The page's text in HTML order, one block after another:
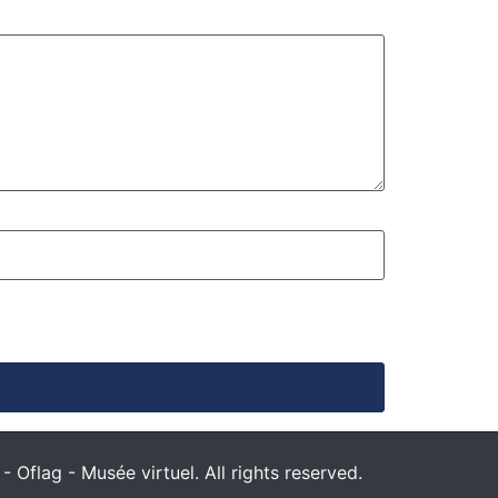
Oflag - Musée virtuel. All rights reserved.